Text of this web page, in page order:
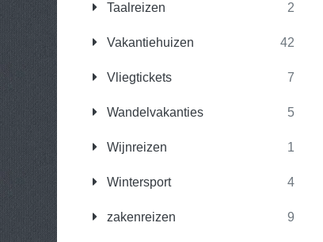
Taalreizen 2
Vakantiehuizen 42
Vliegtickets 7
Wandelvakanties 5
Wijnreizen 1
Wintersport 4
zakenreizen 9